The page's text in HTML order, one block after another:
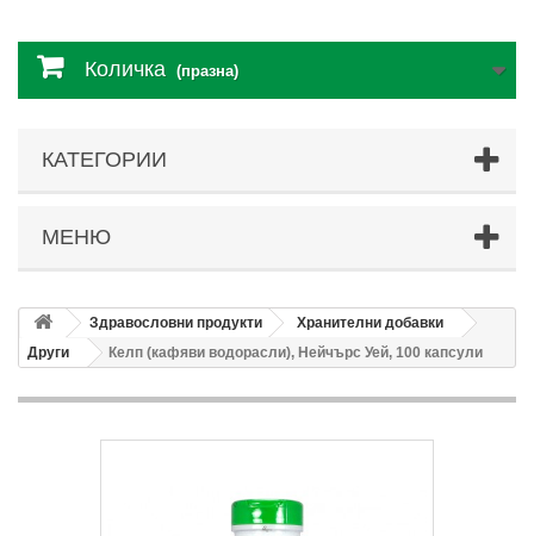
Количка (празна)
КАТЕГОРИИ
МЕНЮ
Здравословни продукти
Хранителни добавки
Други
Келп (кафяви водорасли), Нейчърс Уей, 100 капсули